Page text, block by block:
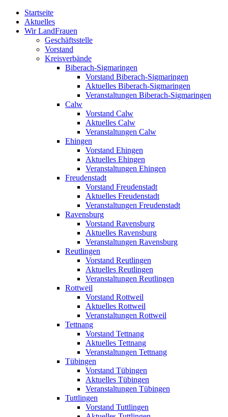
Zum
Inhalt
springen
Startseite
Aktuelles
Wir LandFrauen
Geschäftsstelle
Vorstand
Kreisverbände
Biberach-Sigmaringen
Vorstand Biberach-Sigmaringen
Aktuelles Biberach-Sigmaringen
Veranstaltungen Biberach-Sigmaringen
Calw
Vorstand Calw
Aktuelles Calw
Veranstaltungen Calw
Ehingen
Vorstand Ehingen
Aktuelles Ehingen
Veranstaltungen Ehingen
Freudenstadt
Vorstand Freudenstadt
Aktuelles Freudenstadt
Veranstaltungen Freudenstadt
Ravensburg
Vorstand Ravensburg
Aktuelles Ravensburg
Veranstaltungen Ravensburg
Reutlingen
Vorstand Reutlingen
Aktuelles Reutlingen
Veranstaltungen Reutlingen
Rottweil
Vorstand Rottweil
Aktuelles Rottweil
Veranstaltungen Rottweil
Tettnang
Vorstand Tettnang
Aktuelles Tettnang
Veranstaltungen Tettnang
Tübingen
Vorstand Tübingen
Aktuelles Tübingen
Veranstaltungen Tübingen
Tuttlingen
Vorstand Tuttlingen